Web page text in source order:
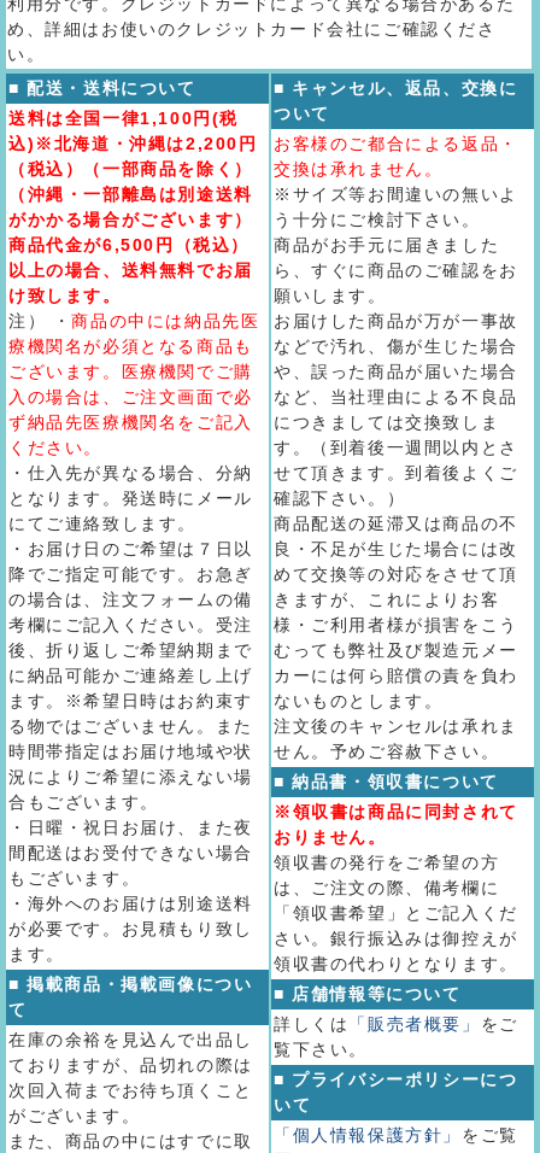
め、詳細はお使いのクレジットカード会社にご確認くださ
い。
■ 配送・送料について
送料は全国一律1,100円(税
込)※北海道・沖縄は2,200円
（税込）（一部商品を除く）
（沖縄・一部離島は別途送料
がかかる場合がございます）
商品代金が6,500円（税込）
以上の場合、送料無料でお届
け致します。
注） ・商品の中には納品先医
療機関名が必須となる商品も
ございます。医療機関でご購
入の場合は、ご注文画面で必
ず納品先医療機関名をご記入
ください。
・仕入先が異なる場合、分納
となります。発送時にメール
にてご連絡致します。
・お届け日のご希望は７日以
降でご指定可能です。お急ぎ
の場合は、注文フォームの備
考欄にご記入ください。受注
後、折り返しご希望納期まで
に納品可能かご連絡差し上げ
ます。※希望日時はお約束す
る物ではございません。また
時間帯指定はお届け地域や状
況によりご希望に添えない場
合もございます。
・日曜・祝日お届け、また夜
間配送はお受付できない場合
もございます。
・海外へのお届けは別途送料
が必要です。お見積もり致し
ます。
■ 掲載商品・掲載画像につい
て
在庫の余裕を見込んで出品し
ておりますが、品切れの際は
次回入荷までお待ち頂くこと
がございます。
また、商品の中にはすでに取
■ キャンセル、返品、交換に
ついて
お客様のご都合による返品・
交換は承れません。
※サイズ等お間違いの無いよ
う十分にご検討下さい。
商品がお手元に届きました
ら、すぐに商品のご確認をお
願いします。
お届けした商品が万が一事故
などで汚れ、傷が生じた場合
や、誤った商品が届いた場合
など、当社理由による不良品
につきましては交換致しま
す。（到着後一週間以内とさ
せて頂きます。到着後よくご
確認下さい。）
商品配送の延滞又は商品の不
良・不足が生じた場合には改
めて交換等の対応をさせて頂
きますが、これによりお客
様・ご利用者様が損害をこう
むっても弊社及び製造元メー
カーには何ら賠償の責を負わ
ないものとします。
注文後のキャンセルは承れま
せん。予めご容赦下さい。
■ 納品書・領収書について
※領収書は商品に同封されて
おりません。
領収書の発行をご希望の方
は、ご注文の際、備考欄に
「領収書希望」とご記入くだ
さい。銀行振込みは御控えが
領収書の代わりとなります。
■ 店舗情報等について
詳しくは
「販売者概要」 をご
覧下さい。
■ プライバシーポリシーにつ
いて
「個人情報保護方針」 をご覧